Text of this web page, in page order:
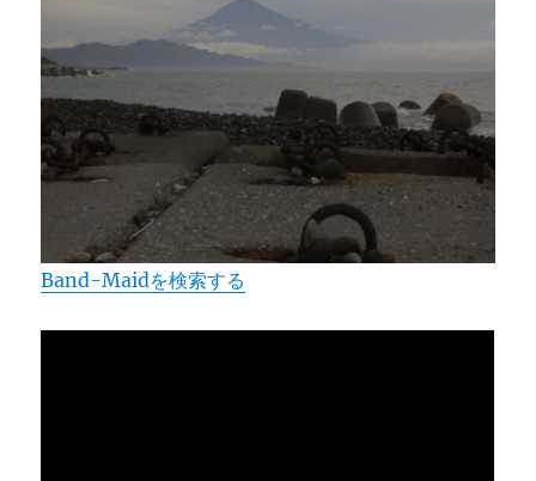
Band-Maidを検索する